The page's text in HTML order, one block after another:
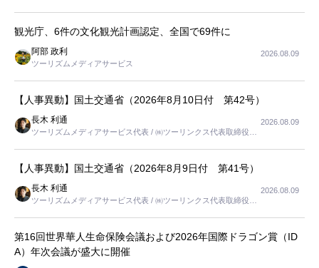
観光庁、6件の文化観光計画認定、全国で69件に
阿部 政利
ツーリズムメディアサービス
2026.08.09
【人事異動】国土交通省（2026年8月10日付 第42号）
長木 利通
ツーリズムメディアサービス代表 / ㈱ツーリンクス代表取締役社
2026.08.09
【人事異動】国土交通省（2026年8月9日付 第41号）
長木 利通
ツーリズムメディアサービス代表 / ㈱ツーリンクス代表取締役社
2026.08.09
第16回世界華人生命保険会議および2026年国際ドラゴン賞（ID
A）年次会議が盛大に開催